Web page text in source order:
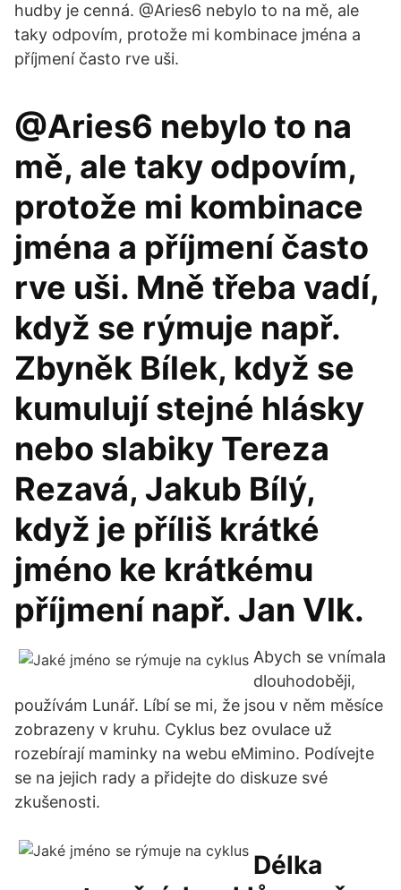
hudby je cenná. @Aries6 nebylo to na mě, ale
taky odpovím, protože mi kombinace jména a
příjmení často rve uši.
@Aries6 nebylo to na
mě, ale taky odpovím,
protože mi kombinace
jména a příjmení často
rve uši. Mně třeba vadí,
když se rýmuje např.
Zbyněk Bílek, když se
kumulují stejné hlásky
nebo slabiky Tereza
Rezavá, Jakub Bílý,
když je příliš krátké
jméno ke krátkému
příjmení např. Jan Vlk.
Abych se vnímala
dlouhodoběji,
používám Lunář. Líbí se mi, že jsou v něm měsíce
zobrazeny v kruhu. Cyklus bez ovulace už
rozebírají maminky na webu eMimino. Podívejte
se na jejich rady a přidejte do diskuze své
zkušenosti.
Délka